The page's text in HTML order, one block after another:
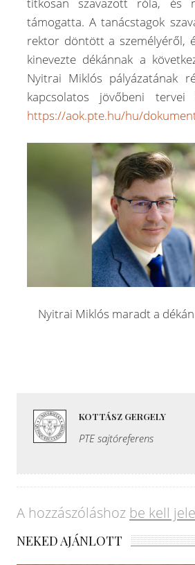
titkosan szavazott róla, és
támogatta. A tanácstagok
rektor döntött a személyéről,
kinevezte dékánnak a
Nyitrai Miklós pályázatának
kapcsolatos jövőbeni tervei
https://aok.pte.hu/hu/
Nyitrai Miklós maradt a
KOTTÁSZ GERGELY
PTE sajtóreferens
A hozzászóláshoz be kell
NEKED AJÁNLOTT